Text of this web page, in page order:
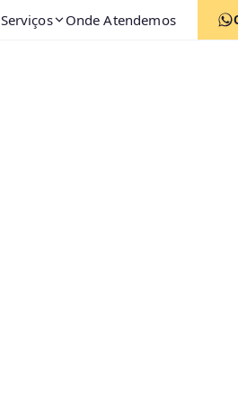
Serviços Onde Atendemos